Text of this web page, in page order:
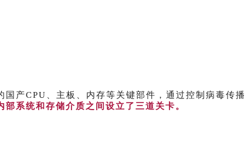
产CPU、主板、内存等关键部件，通过控制病毒传播
系统和存储介质之间设立了三道关卡。